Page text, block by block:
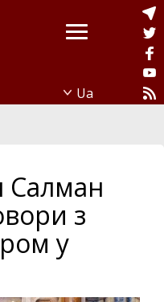
Салман
з
у